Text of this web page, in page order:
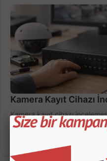
Kamera Kayıt Cihazı
Kamera kayıt cihazı
çözünürlük, disk kapasitesi